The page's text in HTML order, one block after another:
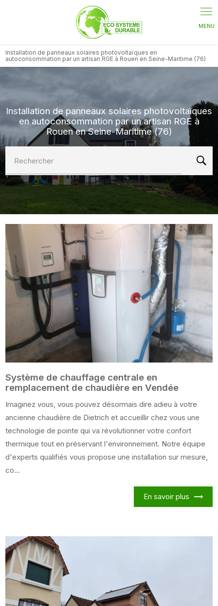
Installation de panneaux solaires photovoltaïques en
autoconsommation par un artisan RGE à Rouen en Seine-Maritime (76)
Installation de panneaux solaires photovoltaïques
en autoconsommation par un artisan RGE à
Rouen en Seine-Maritime (76)
Rechercher
Système de chauffage centrale en
remplacement de chaudière en Vendée
Imaginez vous, vous pouvez désormais dire adieu à votre
ancienne chaudière de Dietrich et accueillir chez vous une
technologie de pointe qui va révolutionner votre confort
thermique tout en préservant l'environnement. Notre équipe
d'experts qualifiés vous propose une installation sur mesure,
co...
En savoir plus
Panneau de gestion des cookies